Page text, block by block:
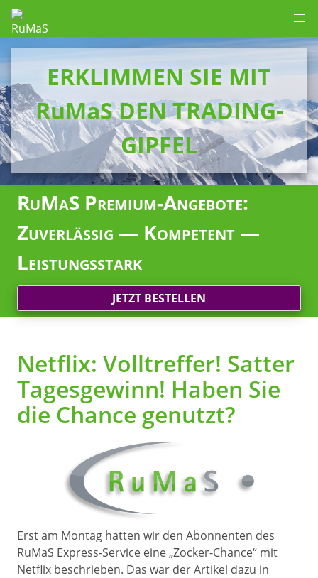
ERKLIMMEN SIE MIT
RuMaS DEN TRADING-
GIPFEL
RuMaS Premium-Angebote:
Zuverlässig — Kompetent —
Leistungsstark
JETZT BESTELLEN
Netflix: Volltreffer! Satter
Tagesgewinn! Haben Sie
die Chance genutzt?
Erst am Montag hatten wir den Abonnenten des
RuMaS Express-Service eine „Zocker-Chance“ mit
Netflix beschrieben. Das war der Artikel dazu in